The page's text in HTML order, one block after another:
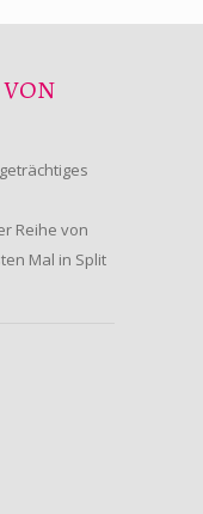
Reihe von
Mal in Split